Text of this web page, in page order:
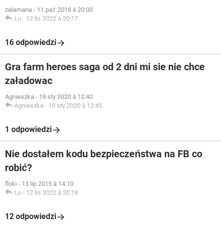
zalamana - 11 paź 2018 à 20:00
Lu - 12 lis 2022 à 20:17
16 odpowiedzi
Gra farm heroes saga od 2 dni mi sie nie chce
załadowac
Agnieszka - 19 sty 2020 à 12:40
Agnieszka - 19 sty 2020 à 12:43
1 odpowiedzi
Nie dostałem kodu bezpieczeństwa na FB co
robić?
floki - 13 lip 2015 à 14:10
Lu - 12 lis 2022 à 20:18
12 odpowiedzi